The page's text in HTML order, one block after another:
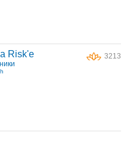
3213
Risk'е